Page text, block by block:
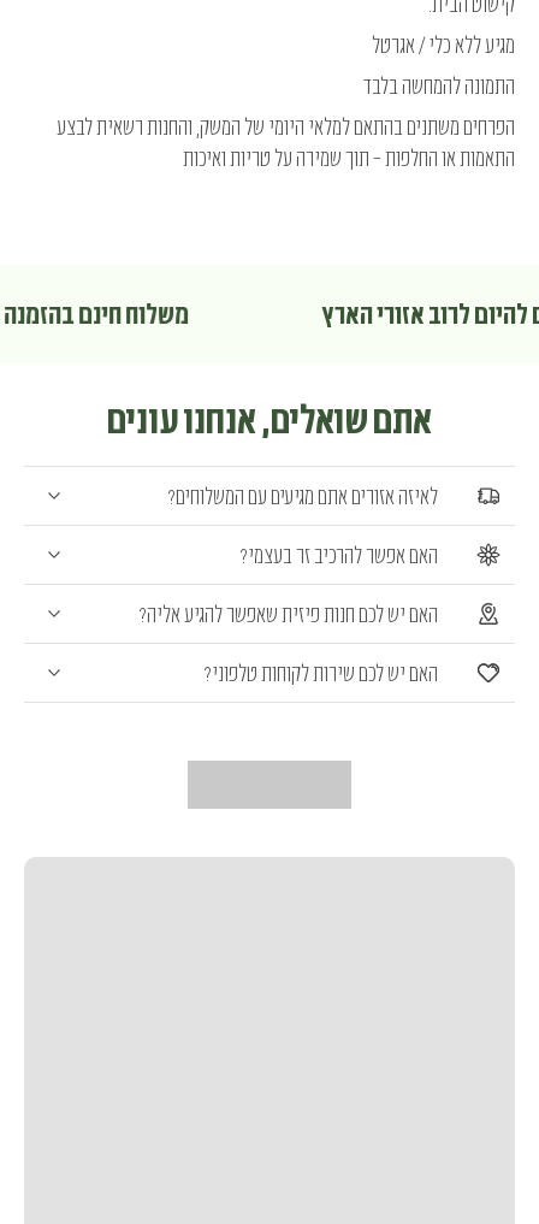
מגיע ללא כלי / אגרטל
התמונה להמחשה בלבד
הפרחים משתנים בהתאם למלאי היומי של המשק, והחנות רשאית לבצע
התאמות או החלפות – תוך שמירה על טריות ואיכות
להיום לרוב אזורי הארץ משלוח חינם בהזמנה
אתם שואלים, אנחנו עונים
לאיזה אזורים אתם מגיעים עם המשלוחים?
האם אפשר להרכיב זר בעצמי?
האם יש לכם חנות פיזית שאפשר להגיע אליה?
האם יש לכם שירות לקוחות טלפוני?